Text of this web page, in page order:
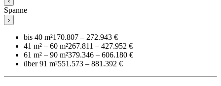
Spanne
›
bis 40 m²170.807 – 272.943 €
41 m² – 60 m²267.811 – 427.952 €
61 m² – 90 m²379.346 – 606.180 €
über 91 m²551.573 – 881.392 €